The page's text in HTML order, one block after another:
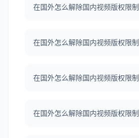
在国外怎么解除国内视频版权限制